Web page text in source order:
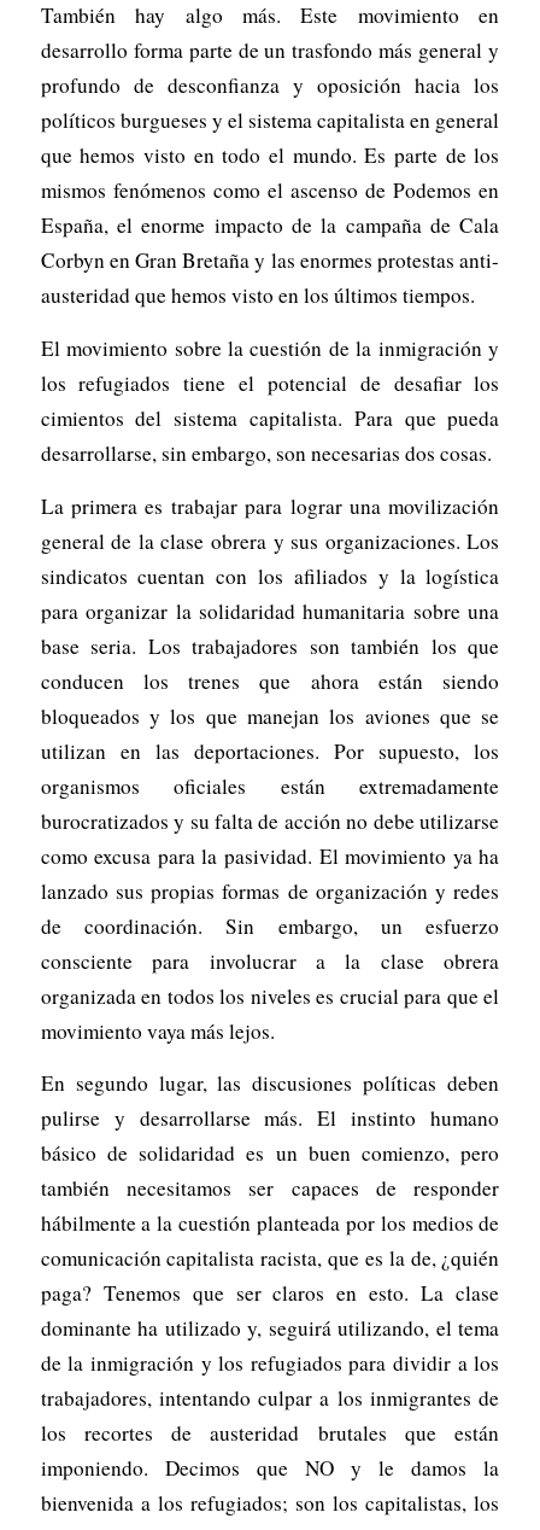
También hay algo más. Este movimiento en
desarrollo forma parte de un trasfondo más general y
profundo de desconfianza y oposición hacia los
políticos burgueses y el sistema capitalista en general
que hemos visto en todo el mundo. Es parte de los
mismos fenómenos como el ascenso de Podemos en
España, el enorme impacto de la campaña de Cala
Corbyn en Gran Bretaña y las enormes protestas anti-
austeridad que hemos visto en los últimos tiempos.
El movimiento sobre la cuestión de la inmigración y
los refugiados tiene el potencial de desafiar los
cimientos del sistema capitalista. Para que pueda
desarrollarse, sin embargo, son necesarias dos cosas.
La primera es trabajar para lograr una movilización
general de la clase obrera y sus organizaciones. Los
sindicatos cuentan con los afiliados y la logística
para organizar la solidaridad humanitaria sobre una
base seria. Los trabajadores son también los que
conducen los trenes que ahora están siendo
bloqueados y los que manejan los aviones que se
utilizan en las deportaciones. Por supuesto, los
organismos oficiales están extremadamente
burocratizados y su falta de acción no debe utilizarse
como excusa para la pasividad. El movimiento ya ha
lanzado sus propias formas de organización y redes
de coordinación. Sin embargo, un esfuerzo
consciente para involucrar a la clase obrera
organizada en todos los niveles es crucial para que el
movimiento vaya más lejos.
En segundo lugar, las discusiones políticas deben
pulirse y desarrollarse más. El instinto humano
básico de solidaridad es un buen comienzo, pero
también necesitamos ser capaces de responder
hábilmente a la cuestión planteada por los medios de
comunicación capitalista racista, que es la de, ¿quién
paga? Tenemos que ser claros en esto. La clase
dominante ha utilizado y, seguirá utilizando, el tema
de la inmigración y los refugiados para dividir a los
trabajadores, intentando culpar a los inmigrantes de
los recortes de austeridad brutales que están
imponiendo. Decimos que NO y le damos la
bienvenida a los refugiados; son los capitalistas, los